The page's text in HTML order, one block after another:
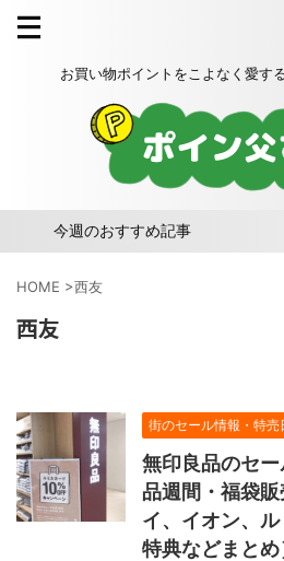
お買い物ポイントをこよなく愛す
今週のおすすめ記事
HOME >西友
西友
街のセール情報・特売
無印良品のセ
品週間・福袋
イ、イオン、
特典などまとめ